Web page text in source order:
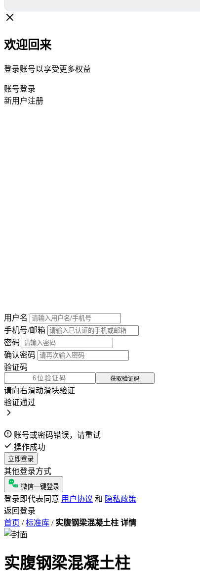
欢迎回来
登录账号以享受更多权益
账号登录
新用户注册
用户名
手机号/邮箱
密码
确认密码
验证码
获取验证码
请向右滑动滑块验证
验证通过
账号或密码错误，请重试
操作成功
立即登录
其他登录方式
微信一键登录
登录即代表同意 用户协议 和 隐私政策
返回登录
首页 / 标准库 / 实腹钢梁混凝土柱 详情
实腹钢梁混凝土柱